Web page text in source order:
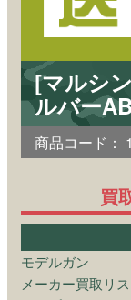
[マルシ
ルバー
商品コード：
買
モデルガン
メーカー買取リ